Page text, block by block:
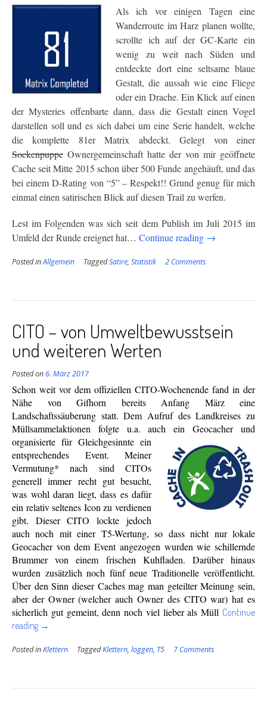
Als ich vor einigen Tagen eine
Wanderroute im Harz planen wollte,
scrollte ich auf der GC-Karte ein
wenig zu weit nach Süden und
entdeckte dort eine seltsame blaue
Gestalt, die aussah wie eine Fliege
oder ein Drache. Ein Klick auf einen
der Mysteries offenbarte dann, dass die Gestalt einen Vogel
darstellen soll und es sich dabei um eine Serie handelt, welche
die komplette 81er Matrix abdeckt. Gelegt von einer
Sockenpuppe Ownergemeinschaft hatte der von mir geöffnete
Cache seit Mitte 2015 schon über 500 Funde angehäuft, und das
bei einem D-Rating von “5” – Respekt!! Grund genug für mich
einmal einen satirischen Blick auf diesen Trail zu werfen.
Lest im Folgenden was sich seit dem Publish im Juli 2015 im
Umfeld der Runde ereignet hat… Continue reading “Ein
Jahres”
→
Posted inAllgemein TaggedSatire, Statistik 2 Comments
CITO – von Umweltbewusstsein
und weiteren Werten
Posted on6. März 2017
Schon weit vor dem offiziellen CITO-Wochenende fand in der
Nähe von Gifhorn bereits Anfang März eine
Landschaftssäuberung statt. Dem Aufruf des Landkreises zu
Müllsammelaktionen folgte u.a. auch ein Geocacher und
organisierte für Gleichgesinnte ein
entsprechendes Event. Meiner
Vermutung* nach sind CITOs
generell immer recht gut besucht,
was wohl daran liegt, dass es dafür
ein relativ seltenes Icon zu verdienen
gibt. Dieser CITO lockte jedoch
auch noch mit einer T5-Wertung, so dass nicht nur lokale
Geocacher von dem Event angezogen wurden wie schillernde
Brummer von einem frischen Kuhfladen. Darüber hinaus
wurden zusätzlich noch fünf neue Traditionelle veröffentlicht.
Über den Sinn dieser Caches mag man geteilter Meinung sein,
aber der Owner (welcher auch Owner des CITO war) hat es
sicherlich gut gemeint, denn noch viel lieber als Müll Continue
reading “CITO
–
Umweltbewusstsein
→
Posted inKlettern TaggedKlettern, loggen, T5 7 Comments